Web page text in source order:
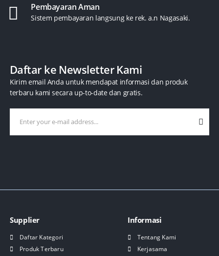
Pembayaran Aman
Sistem pembayaran langsung ke rek. a.n Nagasaki.
Daftar ke Newsletter Kami
Kirim email Anda untuk mendapat informasi dan produk
terbaru kami secara up-to-date dan gratis.
Supplier
Daftar Kategori
Produk Terbaru
Informasi
Tentang Kami
Kerjasama